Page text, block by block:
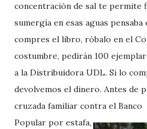
concentración de sal te permite
sumergía en esas aguas
compres el libro, róbalo en el
costumbre, pedirán 100
a la Distribuidora UDL. Si lo
devolvemos el dinero. Antes de
cruzada familiar contra el Banco
Popular por estafa,